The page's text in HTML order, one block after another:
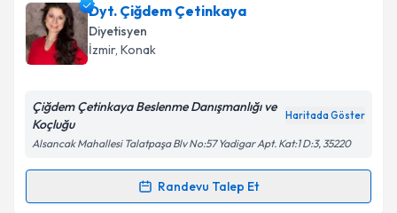
Takvim Talebini Gönder
Dyt. Çağla Sümeriçin randevu takvimi talebi
oluşturun. Size bu uzmandan randevu almanız için bir
takvim hazırlandığında e-posta ile bilgilendireceğiz.
Kişisel verilerimin işlenmesine ilişkinAydınlatma
'ni okudum ve kişisel verilerimin belirtilen
kapsamda işlenmesini kabul ediyorum.
Dyt. Çiğdem Çetinkaya
Diyetisyen
İzmir, Konak
Çiğdem Çetinkaya Beslenme Danışmanlığı ve
Koçluğu
Haritada Göster
Alsancak Mahallesi Talatpaşa Blv No:57 Yadigar Apt. Kat:1 D:3, 35220
Randevu Talep Et
Randevu Takvimi Talebi